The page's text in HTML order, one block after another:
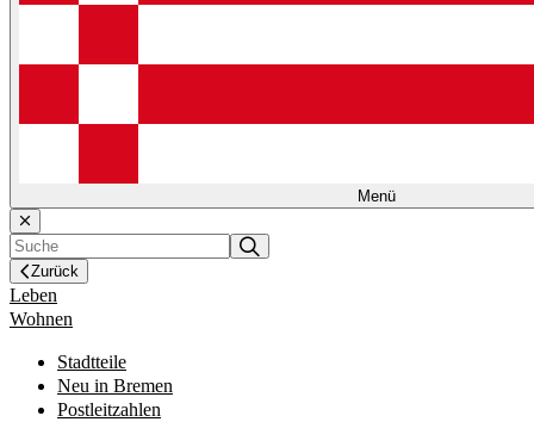
Menü
Zurück
Leben
Wohnen
Stadtteile
Neu in Bremen
Postleitzahlen